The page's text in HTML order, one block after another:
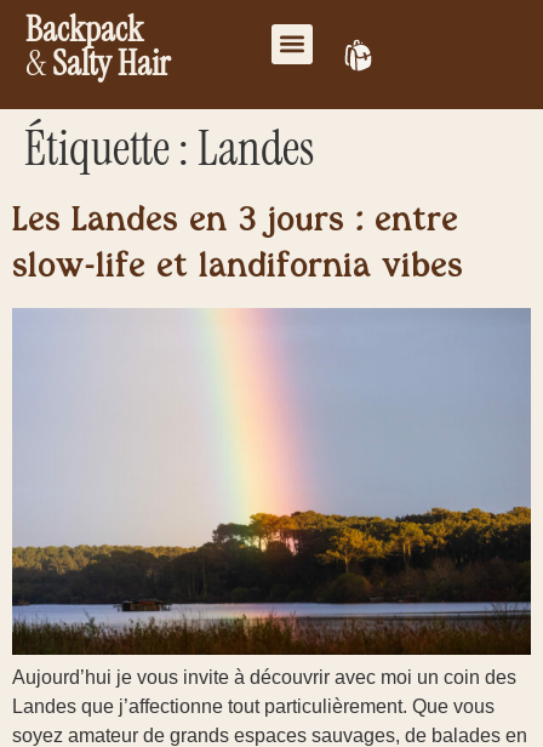
Backpack
&Salty Hair
Étiquette :Landes
Les Landes en 3 jours : entre
slow-life et landifornia vibes
Aujourd’hui je vous invite à découvrir avec moi un coin des
Landes que j’affectionne tout particulièrement. Que vous
soyez amateur de grands espaces sauvages, de balades en